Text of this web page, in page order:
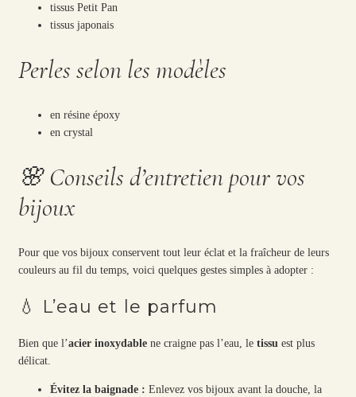
tissus Petit Pan
tissus japonais
Perles selon les modèles
en résine époxy
en crystal
🌸 Conseils d’entretien pour vos
bijoux
Pour que vos bijoux conservent tout leur éclat et la fraîcheur de leurs
couleurs au fil du temps, voici quelques gestes simples à adopter :
💧 L’eau et le parfum
Bien que l’acier inoxydablene craigne pas l’eau, le tissuest plus
délicat.
Évitez la baignade : Enlevez vos bijoux avant la douche, la